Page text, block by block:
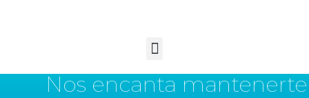
Nos encanta mantenerte